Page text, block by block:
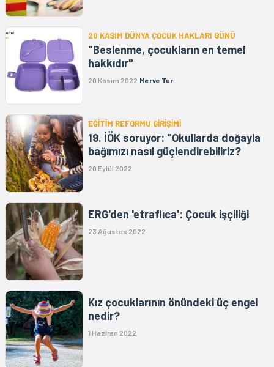
20 KASIM DÜNYA ÇOCUK HAKLARI GÜNÜ
"Beslenme, çocukların en temel
hakkıdır"
20 Kasım 2022 Merve Tur
EĞİTİM REFORMU GİRİŞİMİ
19. İÖK soruyor: "Okullarda doğayla
bağımızı nasıl güçlendirebiliriz?
20 Eylül 2022
ERG'den 'etraflıca': Çocuk işçiliği
23 Ağustos 2022
Kız çocuklarının önündeki üç engel
nedir?
1 Haziran 2022